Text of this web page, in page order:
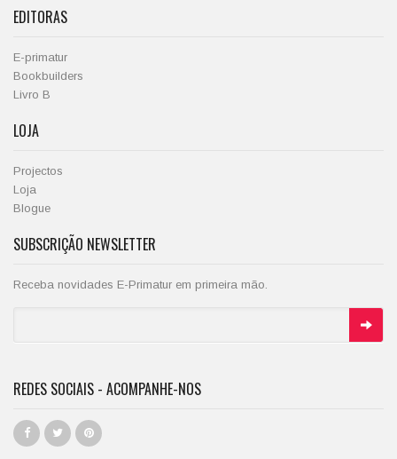
EDITORAS
E-primatur
Bookbuilders
Livro B
LOJA
Projectos
Loja
Blogue
SUBSCRIÇÃO NEWSLETTER
Receba novidades E-Primatur em primeira mão.
REDES SOCIAIS - ACOMPANHE-NOS